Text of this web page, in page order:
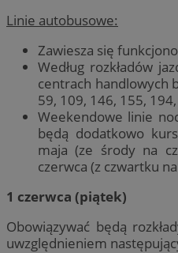
Linie autobusowe:
Zawiesza się
Według rozkładów
centrach handlowych
59, 109, 146, 155,
Weekendowe linie
będą dodatkowo
maja (ze środy na
czerwca (z czwartku
1 czerwca (piątek)
Obowiązywać będą
uwzględnieniem